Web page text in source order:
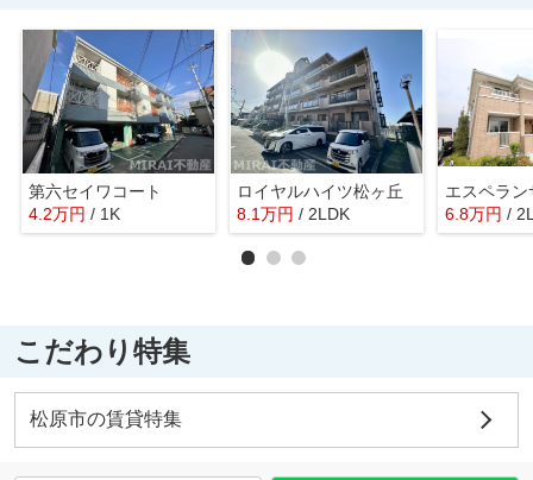
第六セイワコート
4.2万円 / 1K
ロイヤルハイツ松ヶ丘
8.1万円 / 2LDK
エスペラン
6.8万円 /
こだわり特集
松原市の賃貸特集